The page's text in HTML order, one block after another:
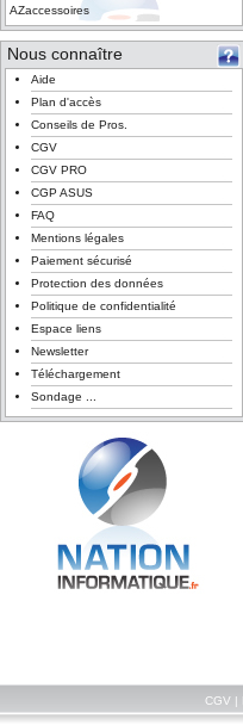
AZaccessoires
Nous connaître
Aide
Plan d'accès
Conseils de Pros.
CGV
CGV PRO
CGP ASUS
FAQ
Mentions légales
Paiement sécurisé
Protection des données
Politique de confidentialité
Espace liens
Newsletter
Téléchargement
Sondage ...
CGV